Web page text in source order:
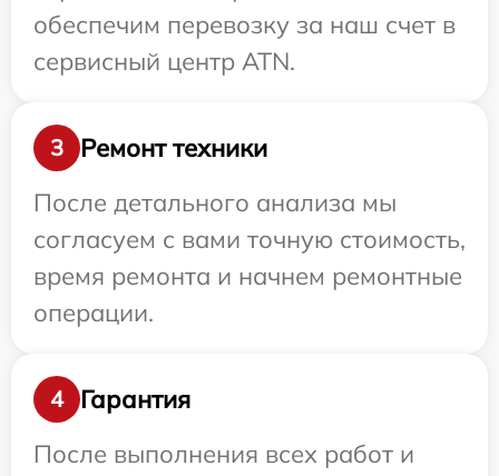
обеспечим перевозку за наш счет в
сервисный центр ATN.
3
Ремонт техники
После детального анализа мы
согласуем с вами точную стоимость,
время ремонта и начнем ремонтные
операции.
4
Гарантия
После выполнения всех работ и